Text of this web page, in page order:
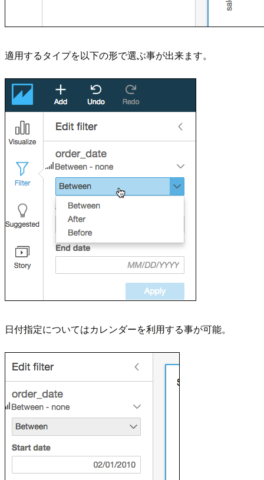
適用するタイプを以下の形で選ぶ事が出来ます。
日付指定についてはカレンダーを利用する事が可能。